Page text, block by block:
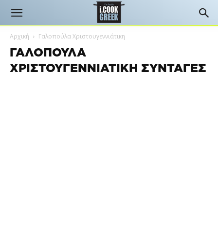
Αρχική Γαλοπούλα Χριστουγεννιάτικη
ΓΑΛΟΠΟΎΛΑ
ΧΡΙΣΤΟΥΓΕΝΝΙΆΤΙΚΗ ΣΥΝΤΑΓΈΣ